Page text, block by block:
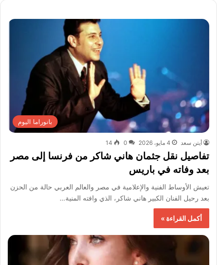
بانوراما اليوم
أيتن سعد 4 مايو، 2026 0
14
تفاصيل نقل جثمان هاني شاكر من فرنسا إلى مصر
بعد وفاته في باريس
تعيش الأوساط الفنية والإعلامية في مصر والعالم العربي حالة من الحزن
بعد رحيل الفنان الكبير هاني شاكر، الذي وافته المنية…
أكمل القراءة »